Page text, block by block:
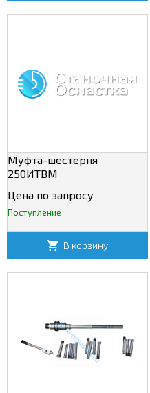
Муфта-шестерня
250ИТВМ
Цена по запросу
Поступление
В корзину